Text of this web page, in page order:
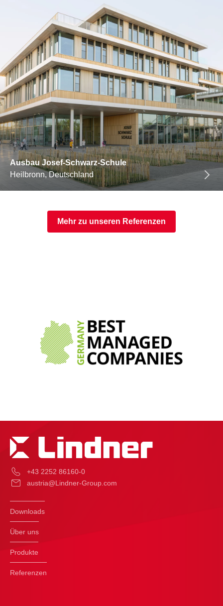
Ausbau Josef-Schwarz-Schule
Heilbronn, Deutschland
Mehr zu unseren Referenzen
+43 2252 86160-0
austria@Lindner-Group.com
Downloads
Über uns
Produkte
Referenzen